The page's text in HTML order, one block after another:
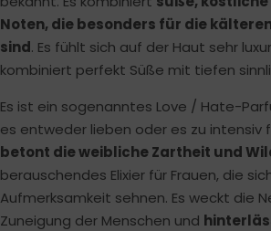
Noten, die besonders für die
sind. Es fühlt sich auf der Haut sehr
kombiniert perfekt Süße mit tiefen
Es ist ein sogenanntes Love / Hate-
es entweder lieben oder es zu intensiv
betont die weibliche Zartheit und
berauschendes Elixier für Frauen, die
Aufmerksamkeit sehnen. Es weckt die
Zuneigung der Menschen und